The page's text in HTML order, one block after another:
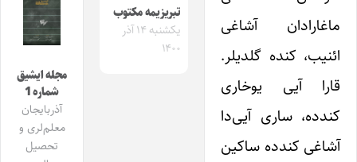
ماغارادان آشاغی
ائنیب، کنده گلدیلر.
قارا آیی یوخاری
کندده، ساری آیی‌دا
آشاغی کندده ساکین
تبریزیمه مکتوب
یکشنبه ۱۴ آذر
۱۴۰۰
مجله ایشیق
شماره 1
آذربایجان
معلم‌لری و
تحصیل